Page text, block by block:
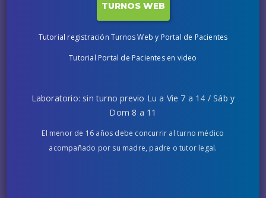
1 JULIO, 2022
Destacada participación en el
Congreso Argentino de Pediatría
Interna Pediátrica, organizado por la Sociedad
Argentina de Pediatría (SAP), médicos pediatras
TURNOS WEB
Tutorial registración Turnos Web y Portal de Pacientes
Tutorial Portal de Pacientes en video
Laboratorio: sin turno previo Lu a Vie 7 a 14 / Sáb y
Dom 8 a 11
El menor de 16 años debe concurrir al turno médico
acompañado por su madre, padre o tutor legal.